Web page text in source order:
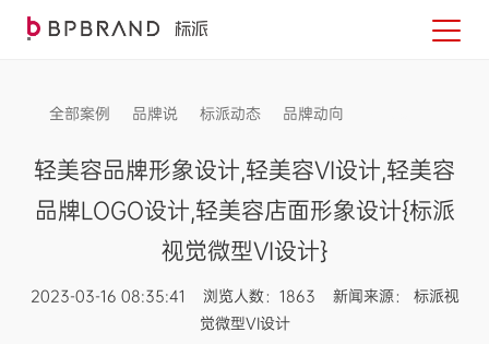
全部案例 品牌说 标派动态 品牌动向
轻美容品牌形象设计,轻美容VI设计,轻美容
品牌LOGO设计,轻美容店面形象设计{标派
视觉微型VI设计}
2023-03-16 08:35:41 浏览人数：1863 新闻来源： 标派视
觉微型VI设计